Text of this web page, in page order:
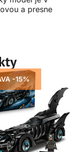
a presne
-15%